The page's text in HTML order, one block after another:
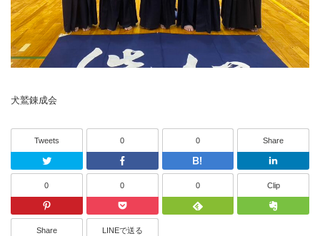
犬鷲錬成会
Tweets
Twitter
0
Facebook
0
はてなブッ
Share
0
Pinterest
0
Pocket
0
Feedly
Clip
Share LINEで送る